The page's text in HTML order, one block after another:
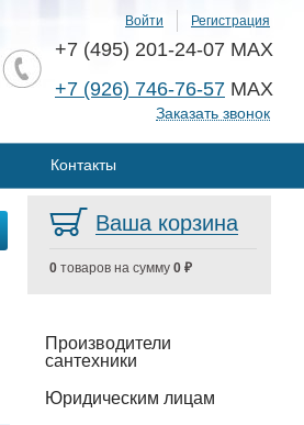
Войти Регистрация
+7 (495) 201-24-07 MAX
+7 (926) 746-76-57 MAX
Заказать звонок
Контакты
Ваша корзина
0 товаров на сумму 0 ₽
Производители
сантехники
Юридическим лицам